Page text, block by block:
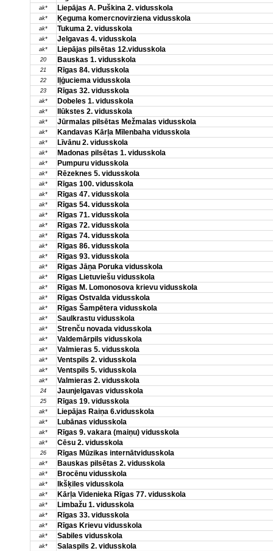
ak* Liepājas A. Puškina 2. vidusskola
ak* Ķeguma komercnovirziena vidusskola
ak* Tukuma 2. vidusskola
ak* Jelgavas 4. vidusskola
ak* Liepājas pilsētas 12.vidusskola
20 Bauskas 1. vidusskola
21 Rīgas 84. vidusskola
22 Iļģuciema vidusskola
23 Rīgas 32. vidusskola
ak* Dobeles 1. vidusskola
ak* Ilūkstes 2. vidusskola
ak* Jūrmalas pilsētas Mežmalas vidusskola
ak* Kandavas Kārļa Mīlenbaha vidusskola
ak* Līvānu 2. vidusskola
ak* Madonas pilsētas 1. vidusskola
ak* Pumpuru vidusskola
ak* Rēzeknes 5. vidusskola
ak* Rīgas 100. vidusskola
ak* Rīgas 47. vidusskola
ak* Rīgas 54. vidusskola
ak* Rīgas 71. vidusskola
ak* Rīgas 72. vidusskola
ak* Rīgas 74. vidusskola
ak* Rīgas 86. vidusskola
ak* Rīgas 93. vidusskola
ak* Rīgas Jāņa Poruka vidusskola
ak* Rīgas Lietuviešu vidusskola
ak* Rīgas M. Lomonosova krievu vidusskola
ak* Rīgas Ostvalda vidusskola
ak* Rīgas Šampētera vidusskola
ak* Saulkrastu vidusskola
ak* Strenču novada vidusskola
ak* Valdemārpils vidusskola
ak* Valmieras 5. vidusskola
ak* Ventspils 2. vidusskola
ak* Ventspils 5. vidusskola
ak* Valmieras 2. vidusskola
24 Jaunjelgavas vidusskola
25 Rīgas 19. vidusskola
ak* Liepājas Raiņa 6.vidusskola
ak* Lubānas vidusskola
ak* Rīgas 9. vakara (maiņu) vidusskola
ak* Cēsu 2. vidusskola
26 Rīgas Mūzikas internātvidusskola
ak* Bauskas pilsētas 2. vidusskola
ak* Brocēnu vidusskola
ak* Ikšķiles vidusskola
ak* Kārļa Videnieka Rīgas 77. vidusskola
ak* Limbažu 1. vidusskola
ak* Rīgas 33. vidusskola
ak* Rīgas Krievu vidusskola
ak* Sabiles vidusskola
ak* Salaspils 2. vidusskola